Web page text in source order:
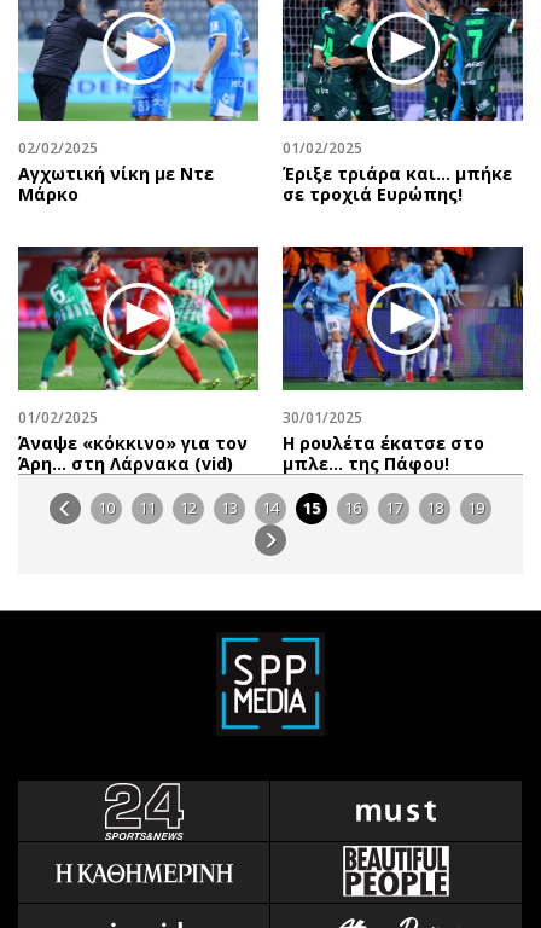
02/02/2025
Αγχωτική νίκη με Ντε
Μάρκο
01/02/2025
Έριξε τριάρα και… μπήκε
σε τροχιά Ευρώπης!
01/02/2025
Άναψε «κόκκινο» για τον
Άρη… στη Λάρνακα (vid)
30/01/2025
Η ρουλέτα έκατσε στο
μπλε… της Πάφου!
10 11 12 13 14 15 16 17 18 19